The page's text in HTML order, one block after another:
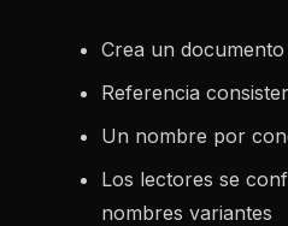
Crea un
Referencia
Un nombre por
Los lectores se
nombres variantes